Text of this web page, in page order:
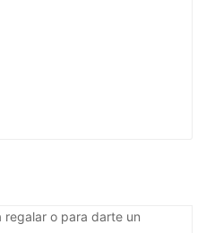
regalar o para darte un